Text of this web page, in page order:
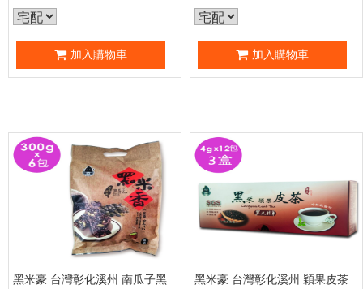
加入購物車 加入購物車
黑米豪 台灣彰化溪州 南瓜子黑
黑米豪 台灣彰化溪州 穎果皮茶